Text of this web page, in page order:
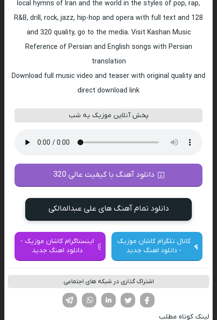
local hymns of Iran and the world in the styles of pop, rap,
R&B, drill, rock, jazz, hip-hop and opera with full text and 128
and 320 quality, go to the media. Visit Kashan Music
Reference of Persian and English songs with Persian
translation
Download full music video and teaser with original quality and
direct download link
پخش آنلاین موزیک یه شب
دانلود آهنگ با کیفیت عالی 320
دانلود تمام آهنگ های علی عبدالمالکی
کانال تلگرام کاشان موزیک
- دانلود اهنگ جدید
اینستاگرام کاشان موزیک -
دانلود اهنگ جدید
اشتراک گذاری در شبکه های اجتماعی
لینکدین تویتر
فیسوک
لینک کوتاه مطلب